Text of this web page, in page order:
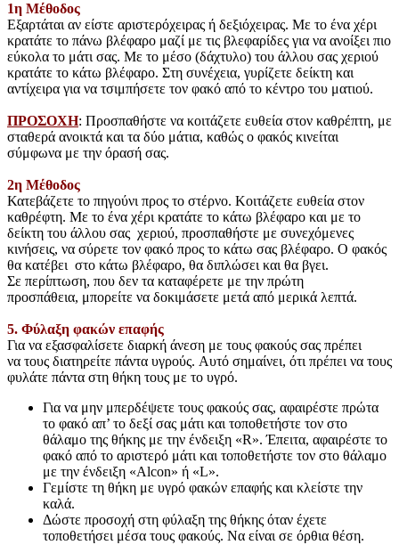
1η Μέθοδος
Εξαρτάται αν είστε αριστερόχειρας ή δεξιόχειρας. Με το ένα χέρι
κρατάτε το πάνω βλέφαρο μαζί με τις βλεφαρίδες για να ανοίξει πιο
εύκολα το μάτι σας. Με το μέσο (δάχτυλο) του άλλου σας χεριού
κρατάτε το κάτω βλέφαρο. Στη συνέχεια, γυρίζετε δείκτη και
αντίχειρα για να τσιμπήσετε τον φακό από το κέντρο του ματιού.
ΠΡΟΣΟΧΗ: Προσπαθήστε να κοιτάζετε ευθεία στον καθρέπτη, με
σταθερά ανοικτά και τα δύο μάτια, καθώς ο φακός κινείται
σύμφωνα με την όρασή σας.
2η Μέθοδος
Κατεβάζετε το πηγούνι προς το στέρνο. Κοιτάζετε ευθεία στον
καθρέφτη. Με το ένα χέρι κρατάτε το κάτω βλέφαρο και με το
δείκτη του άλλου σας χεριού, προσπαθήστε με συνεχόμενες
κινήσεις, να σύρετε τον φακό προς το κάτω σας βλέφαρο. Ο φακός
θα κατέβει στο κάτω βλέφαρο, θα διπλώσει και θα βγει.
Σε περίπτωση, που δεν τα καταφέρετε με την πρώτη
προσπάθεια, μπορείτε να δοκιμάσετε μετά από μερικά λεπτά.
5. Φύλαξη φακών επαφής
Για να εξασφαλίσετε διαρκή άνεση με τους φακούς σας πρέπει
να τους διατηρείτε πάντα υγρούς. Αυτό σημαίνει, ότι πρέπει να τους
φυλάτε πάντα στη θήκη τους με το υγρό.
Για να μην μπερδέψετε τους φακούς σας, αφαιρέστε πρώτα
το φακό απ’ το δεξί σας μάτι και τοποθετήστε τον στο
θάλαμο της θήκης με την ένδειξη «R». Έπειτα, αφαιρέστε το
φακό από το αριστερό μάτι και τοποθετήστε τον στο θάλαμο
με την ένδειξη «Alcon» ή «L».
Γεμίστε τη θήκη με υγρό φακών επαφής και κλείστε την
καλά.
Δώστε προσοχή στη φύλαξη της θήκης όταν έχετε
τοποθετήσει μέσα τους φακούς. Να είναι σε όρθια θέση.